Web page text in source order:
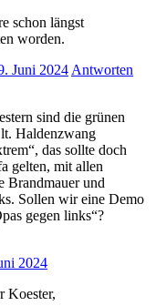
schon längst
worden.
Juni 2024 Antworten
sind die grünen
Haldenzwang
das sollte doch
gelten, mit allen
Brandmauer und
Sollen wir eine Demo
gegen links“?
2024
Koester,